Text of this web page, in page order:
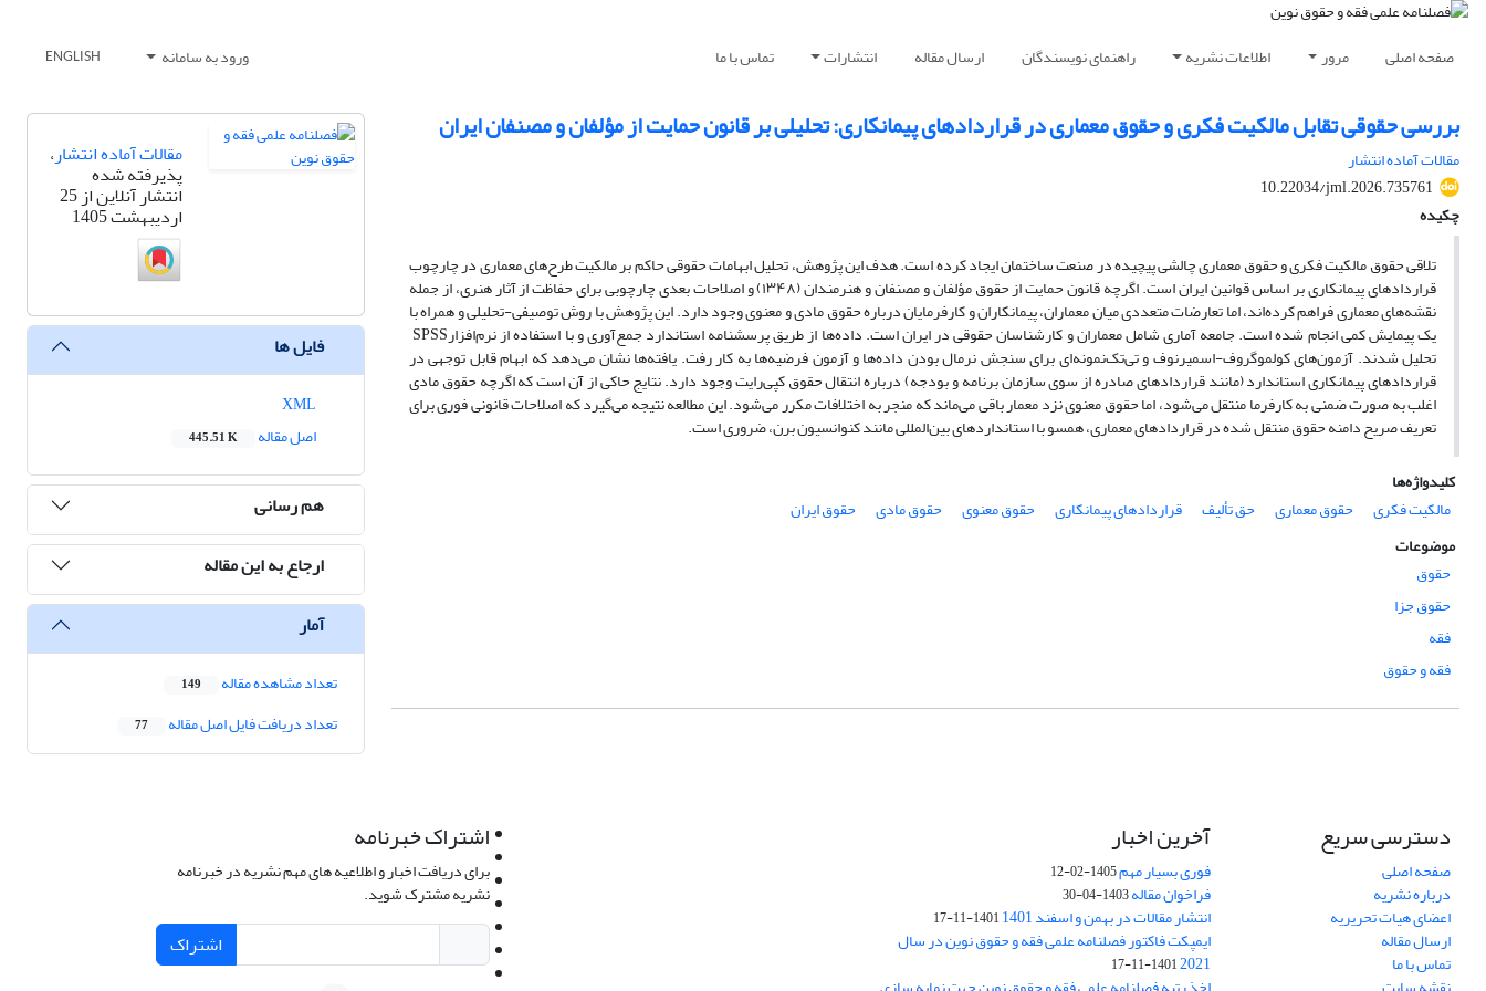
صفحه اصلی مرور اطلاعات نشریه راهنمای نویسندگان ارسال مقاله انتشارات تماس با ما ورود به سامانه ENGLISH
بررسی حقوقی تقابل مالکیت فکری و حقوق معماری در قراردادهای پیمانکاری: تحلیلی بر قانون حمایت از مؤلفان و مصنفان ایران
مقالات آماده انتشار
10.22034/jml.2026.735761
چکیده
تلاقی حقوق مالکیت فکری و حقوق معماری چالشی پیچیده در صنعت ساختمان ایجاد کرده است. هدف این پژوهش، تحلیل ابهامات حقوقی حاکم بر مالکیت طرح‌های معماری در چارچوب
قراردادهای پیمانکاری بر اساس قوانین ایران است. اگرچه قانون حمایت از حقوق مؤلفان و مصنفان و هنرمندان (۱۳۴۸) و اصلاحات بعدی چارچوبی برای حفاظت از آثار هنری، از جمله
نقشه‌های معماری فراهم کرده‌اند، اما تعارضات متعددی میان معماران، پیمانکاران و کارفرمایان درباره حقوق مادی و معنوی وجود دارد. این پژوهش با روش توصیفی-تحلیلی و همراه با
یک پیمایش کمی انجام شده است. جامعه آماری شامل معماران و کارشناسان حقوقی در ایران است. داده‌ها از طریق پرسشنامه استاندارد جمع‌آوری و با استفاده از نرم‌افزارSPSS
تحلیل شدند. آزمون‌های کولموگروف-اسمیرنوف و تی‌تک‌نمونه‌ای برای سنجش نرمال بودن داده‌ها و آزمون فرضیه‌ها به کار رفت. یافته‌ها نشان می‌دهد که ابهام قابل توجهی در
قراردادهای پیمانکاری استاندارد (مانند قراردادهای صادره از سوی سازمان برنامه و بودجه) درباره انتقال حقوق کپی‌رایت وجود دارد. نتایج حاکی از آن است که اگرچه حقوق مادی
اغلب به صورت ضمنی به کارفرما منتقل می‌شود، اما حقوق معنوی نزد معمار باقی می‌ماند که منجر به اختلافات مکرر می‌شود. این مطالعه نتیجه می‌گیرد که اصلاحات قانونی فوری برای
تعریف صریح دامنه حقوق منتقل شده در قراردادهای معماری، همسو با استانداردهای بین‌المللی مانند کنوانسیون برن، ضروری است.
کلیدواژه‌ها
مالکیت فکری
حقوق معماری حق تألیف قراردادهای پیمانکاری حقوق معنوی حقوق مادی
حقوق ایران
موضوعات
حقوق
حقوق جزا
فقه
فقه و حقوق
مقالات آماده انتشار،
پذیرفته شده
انتشار آنلاین از 25
اردیبهشت 1405
فایل ها
اصل مقاله
445.51 K
هم رسانی
ارجاع به این مقاله
آمار
تعداد مشاهده مقاله 149
تعداد دریافت فایل اصل مقاله 77
دسترسی سریع
صفحه اصلی
درباره نشریه
اعضای هیات تحریریه
ارسال مقاله
تماس با ما
آخرین اخبار
فوری بسیار مهم1405-02-12
فراخوان مقاله1403-04-30
انتشار مقالات در بهمن و اسفند 1401 1401-11-17
ایمپکت فاکتور فصلنامه علمی فقه و حقوق نوین در سال
2021
1401-11-17
اشتراک خبرنامه
برای دریافت اخبار و اطلاعیه های مهم نشریه در خبرنامه
نشریه مشترک شوید.
اشتراک